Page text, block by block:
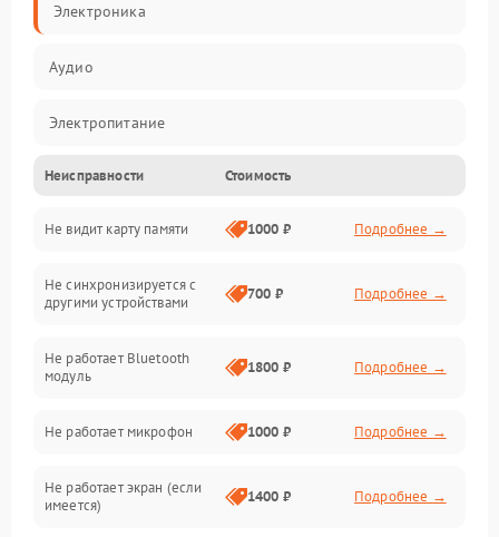
Электроника
Аудио
Электропитание
Механические повреждения
Электрика
Связь
Неисправности Стоимость
Не видит карту памяти 1000 ₽ Подробнее →
Не синхронизируется с
другими устройствами
700 ₽ Подробнее →
Не работает Bluetooth
модуль
1800 ₽ Подробнее →
Не работает микрофон 1000 ₽ Подробнее →
Не работает экран (если
имеется)
1400 ₽ Подробнее →